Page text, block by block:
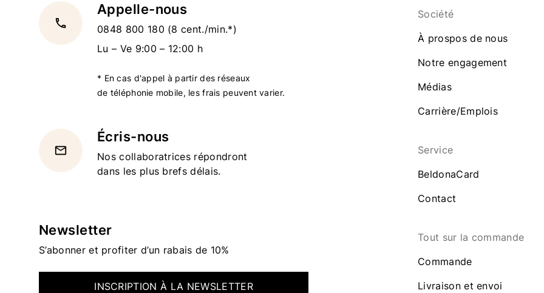
local_phone
Appelle-nous
0848 800 180 (8 cent./min.*)
Lu – Ve 9:00 – 12:00 h
* En cas d'appel à partir des réseaux
de téléphonie mobile, les frais peuvent varier.
email
Écris-nous
Nos collaboratrices répondront
dans les plus brefs délais.
Newsletter
S’abonner et profiter d’un rabais de 10%
INSCRIPTION À LA NEWSLETTER
Société
À prospos de nous
Notre engagement
Médias
Carrière/Emplois
Service
BeldonaCard
Contact
Tout sur la commande
Commande
Livraison et envoi